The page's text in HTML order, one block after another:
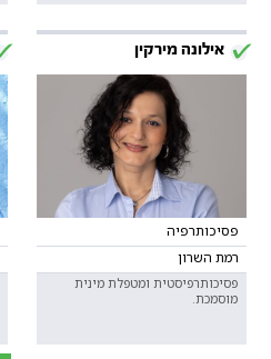
אילונה מירקין
פסיכותרפיה
רמת השרון
פסיכותרפיסטית ומטפלת מינית
מוסמכת.